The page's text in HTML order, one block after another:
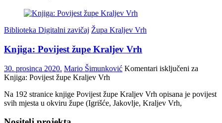
Biblioteka Digitalni zavičaj Župa Kraljev Vrh
Knjiga: Povijest župe Kraljev Vrh
30. prosinca 2020. Mario Šimunković Komentari isključeni za
Knjiga: Povijest župe Kraljev Vrh
Na 192 stranice knjige Povijest župe Kraljev Vrh opisana je povijest
svih mjesta u okviru župe (Igrišće, Jakovlje, Kraljev Vrh,